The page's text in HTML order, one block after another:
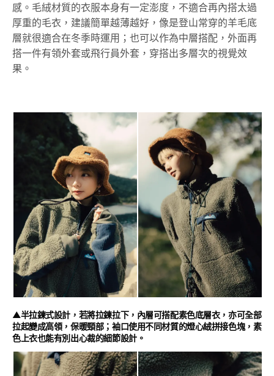
感。毛絨材質的衣服本身有一定澎度，不適合再內搭太過
厚重的毛衣，建議簡單越薄越好，像是登山常穿的羊毛底
層就很適合在冬季時運用；也可以作為中層搭配，外面再
搭一件有領外套或飛行員外套，穿搭出多層次的視覺效
果。
▲半拉鍊式設計，若將拉鍊拉下，內層可搭配素色底層衣，亦可全部
拉起變成高領，保暖頸部；袖口使用不同材質的燈心絨拼接色塊，素
色上衣也能有別出心裁的細節設計。